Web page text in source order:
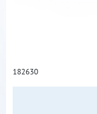
182630